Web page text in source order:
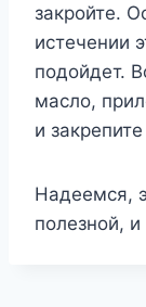
закройте.
истечении
подойдет.
масло,
и
Надеемся,
полезной,